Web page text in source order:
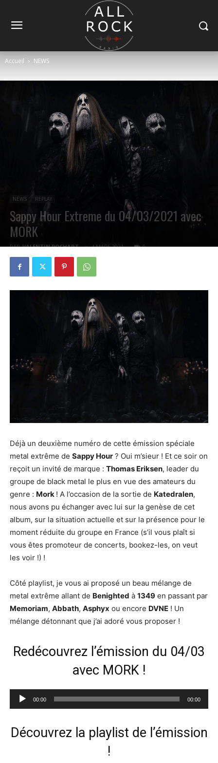
Accueil NEWS
NEWS REPLAY
Sappy Hour Extreme du 04/03/2021 avec
MORK
PAR VALENTIN POCHART 4 MARS 2021 0
Déjà un deuxième numéro de cette émission spéciale
metal extrême de Sappy Hour ? Oui m’sieur ! Et ce soir on
reçoit un invité de marque : Thomas Eriksen, leader du
groupe de black metal le plus en vue des amateurs du
genre : Mork ! A l’occasion de la sortie de Katedralen,
nous avons pu échanger avec lui sur la genèse de cet
album, sur la situation actuelle et sur la présence pour le
moment réduite du groupe en France (s’il vous plaît si
vous êtes promoteur de concerts, bookez-les, on veut
les voir !) !
Côté playlist, je vous ai proposé un beau mélange de
metal extrême allant de Benighted à 1349 en passant par
Memoriam, Abbath, Asphyx ou encore DVNE ! Un
mélange détonnant que j’ai adoré vous proposer !
Redécouvrez l’émission du 04/03
avec MORK !
Lecteur
audio
00:00 00:00
Découvrez la playlist de l’émission
!